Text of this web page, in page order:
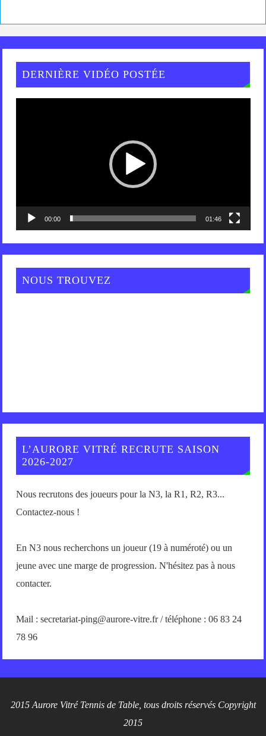
DERNIÈRE VIDÉO POSTÉE
00:00 01:46
NOUS TROUVEZ
L’AURORE VITRÉ RECRUTE SAISON
2026-2027
Nous recrutons des joueurs pour la N3, la R1, R2, R3...
Contactez-nous !
En N3 nous recherchons un joueur (19 à numéroté) ou un
jeune avec une marge de progression. N'hésitez pas à nous
contacter.
Mail : secretariat-ping@aurore-vitre.fr / téléphone : 06 83 24
78 96
2015 Aurore Vitré Tennis de Table, tous droits réservés Copyright
2015